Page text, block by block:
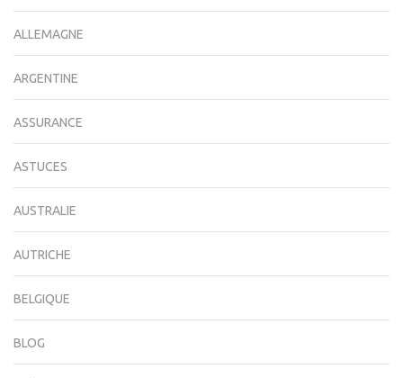
ALLEMAGNE
ARGENTINE
ASSURANCE
ASTUCES
AUSTRALIE
AUTRICHE
BELGIQUE
BLOG